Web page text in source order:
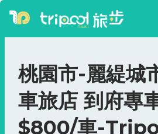
桃園市-麗緹城
車旅店 到府專
$800/車-